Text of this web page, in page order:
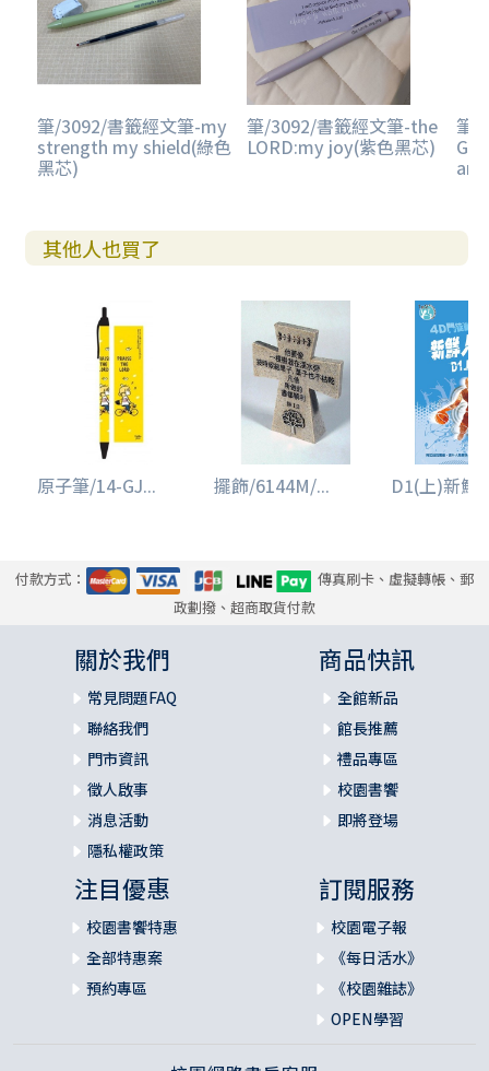
筆/3092/書籤經文筆-my
strength my shield(綠色
黑芯)
筆/3092/書籤經文筆-the
LORD:my joy(紫色黑芯)
筆/
其他人也買了
原子筆/14-GJ... 擺飾/6144M/... D1(上)新鮮
付款方式：
傳真刷卡、虛擬轉帳、郵
政劃撥、超商取貨付款
關於我們
常見問題FAQ
聯絡我們
門市資訊
徵人啟事
消息活動
隱私權政策
商品快訊
全館新品
館長推薦
禮品專區
校園書饗
即將登場
注目優惠
校園書饗特惠
全部特惠案
預約專區
訂閱服務
校園電子報
《每日活水》
《校園雜誌》
OPEN學習